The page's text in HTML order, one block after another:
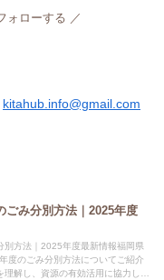
ォローする
kitahub.info@gmail.com
ごみ分別方法｜2025年度
別方法｜2025年度最新情報福岡県
度のごみ分別方法についてご紹介
解し、資源の有効活用に協力しま